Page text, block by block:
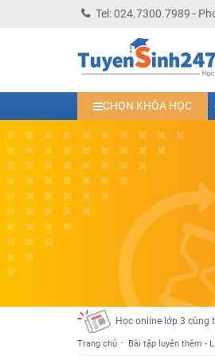
Tel: 024.7300.7989 -
CHỌN KHÓA HỌC
Học trực tuyến lớp 10
Học online trực tuyến
Học online lớp 5 cùng
Học online lớp 7 cùng
Học online lớp 6 cùng
Học online lớp 8 cùng
2K13! Bứt Phá Lớp 5
Học online lớp 4 cùng
Học online lớp 3 cùng
Học online lớp 2 với
Trang chủ Bài tập luyện thêm -